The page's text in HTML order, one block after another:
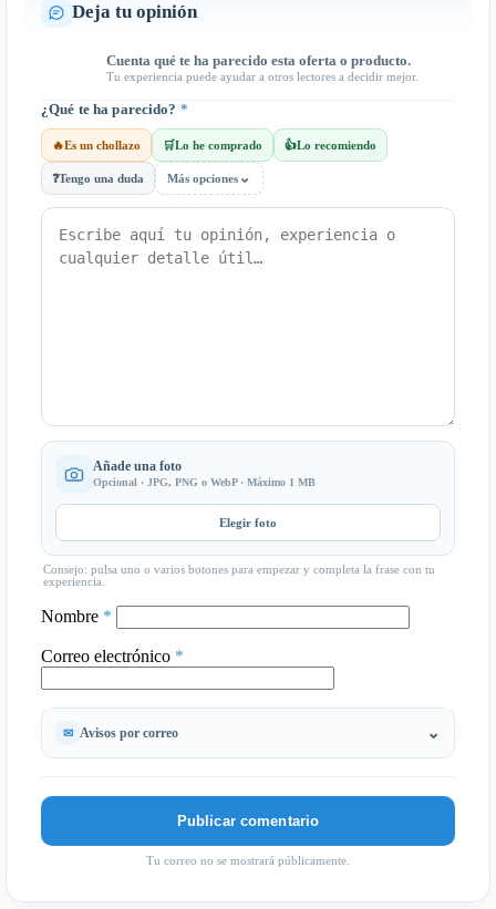
Deja tu opinión
Cuenta qué te ha parecido esta oferta o producto.
Tu experiencia puede ayudar a otros lectores a decidir mejor.
¿Qué te ha parecido? *
🔥Es un chollazo 🛒Lo he comprado 👍Lo recomiendo
❓Tengo una duda Más opciones ⌄
Añade una foto
Opcional · JPG, PNG o WebP · Máximo 1 MB
Elegir foto
Consejo: pulsa uno o varios botones para empezar y completa la frase con tu
experiencia.
Nombre *
Correo electrónico *
Avisos por correo
Tu correo no se mostrará públicamente.